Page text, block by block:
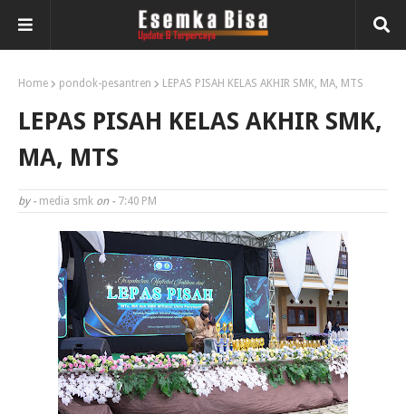
Home pondok-pesantren LEPAS PISAH KELAS AKHIR SMK, MA, MTS
LEPAS PISAH KELAS AKHIR SMK,
MA, MTS
by - media smk on - 7:40 PM